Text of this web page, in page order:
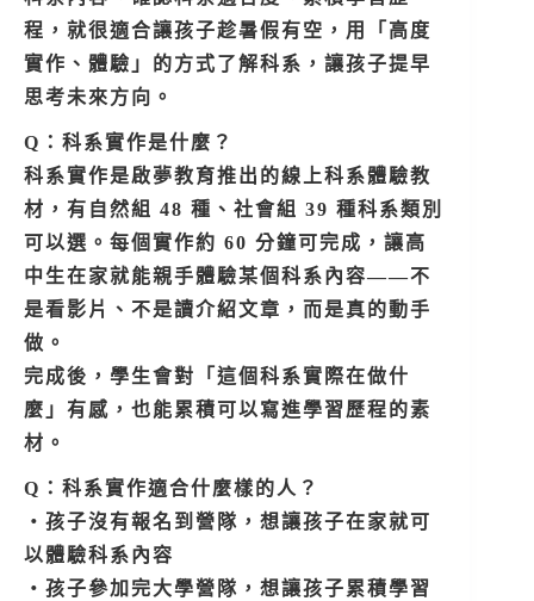
程，就很適合讓孩子趁暑假有空，用「高度
實作、體驗」的方式了解科系，讓孩子提早
思考未來方向。
Q：科系實作是什麼？
科系實作是啟夢教育推出的線上科系體驗教
材，有自然組 48 種、社會組 39 種科系類別
可以選。每個實作約 60 分鐘可完成，讓高
中生在家就能親手體驗某個科系內容——不
是看影片、不是讀介紹文章，而是真的動手
做。
完成後，學生會對「這個科系實際在做什
麼」有感，也能累積可以寫進學習歷程的素
材。
Q：科系實作適合什麼樣的人？
・孩子沒有報名到營隊，想讓孩子在家就可
以體驗科系內容
・孩子參加完大學營隊，想讓孩子累積學習